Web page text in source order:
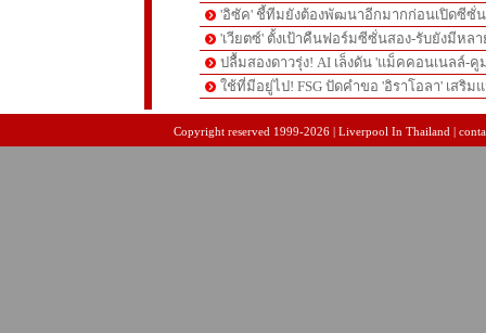
'อิซัค' ชี้ทีมยังต้องพัฒนาอีกมากก่อนเปิดซีซั่
'เวียตซ์' ตั้งเป้าคืนฟอร์มซีซั่นสอง-รับยังมีหล
ปลื้มสองดาวรุ่ง! AI เล็งดัน 'แม็คคอนเนลล์-
ใช้ที่มีอยู่ไป! FSG ปัดคำขอ 'อิราโอลา' เสริม
Copyright reserved 1999-2026 | Liverpool In Thailand |